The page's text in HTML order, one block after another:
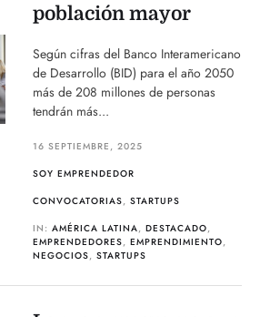
población mayor
Según cifras del Banco Interamericano
de Desarrollo (BID) para el año 2050
más de 208 millones de personas
tendrán más...
16 SEPTIEMBRE, 2025
SOY EMPRENDEDOR
CONVOCATORIAS,STARTUPS
IN:AMÉRICA LATINA,DESTACADO,
EMPRENDEDORES,EMPRENDIMIENTO,
NEGOCIOS,STARTUPS